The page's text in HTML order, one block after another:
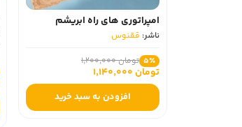
امپراتوری‌ های راه ابریشم
ناشر: ققنوس
5٪ تومان 1,200,000
تومان 1,140,000
افزودن به سبد خرید